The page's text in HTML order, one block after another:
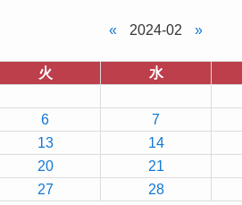
« 2024-02 »
火 水
6 7
13 14
20 21
27 28